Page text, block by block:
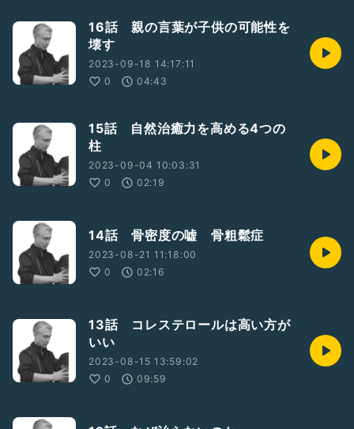
16話 親の言葉が子供の可能性を
壊す
2023-09-18 14:17:11
0
04:43
15話 自然治癒力を高める4つの
柱
2023-09-04 10:03:31
0
02:19
14話 骨密度の嘘 骨粗鬆症
2023-08-21 11:18:00
0
02:16
13話 コレステロールは高い方が
いい
2023-08-15 13:59:02
0
09:59